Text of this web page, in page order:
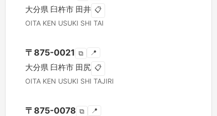
大分県 臼杵市 田井 📋
OITA KEN USUKI SHI TAI
〒 875-0021 ⧉ 📍
大分県 臼杵市 田尻 📋
OITA KEN USUKI SHI TAJIRI
〒 875-0078 ⧉ 📍